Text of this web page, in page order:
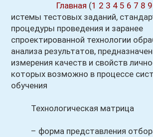
Главная (1 2 3 4 5 6 7 8 9
истемы тестовых заданий,
процедуры проведения и заранее
спроектированной технологии
анализа результатов,
измерения качеств и свойств
которых возможно в процессе
обучения
Технологическая матрица
– форма представления